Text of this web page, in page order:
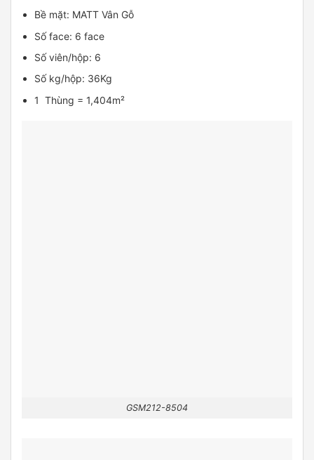
Bề mặt: MATT Vân Gỗ
Số face: 6 face
Số viên/hộp: 6
Số kg/hộp: 36Kg
1 Thùng = 1,404m²
GSM212-8504